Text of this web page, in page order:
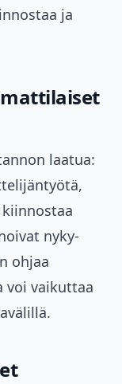
ja
laatua:
nyky-
ohjaa
voi vaikuttaa